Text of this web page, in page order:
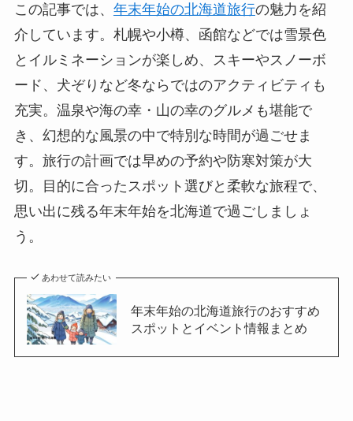
この記事では、 年末年始の北海道旅行の魅力を紹
介しています。札幌や小樽、函館などでは雪景色
とイルミネーションが楽しめ、スキーやスノーボ
ード、犬ぞりなど冬ならではのアクティビティも
充実。温泉や海の幸・山の幸のグルメも堪能で
き、幻想的な風景の中で特別な時間が過ごせま
す。旅行の計画では早めの予約や防寒対策が大
切。目的に合ったスポット選びと柔軟な旅程で、
思い出に残る年末年始を北海道で過ごしましょ
う。
あわせて読みたい
年末年始の北海道旅行のおすすめ
スポットとイベント情報まとめ